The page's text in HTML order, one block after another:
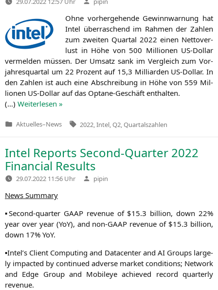
von
Ohne vor­her­ge­hen­de Gewinn­war­nung hat
Intel über­ra­schend im Rah­men der Zah­len
zum zwei­ten Quar­tal 2022 einen Net­to­ver­
lust in Höhe von 500 Mil­lio­nen US-Dol­lar
ver­mel­den müs­sen. Der Umsatz sank im Ver­gleich zum Vor­
jah­res­quar­tal um 22 Pro­zent auf 15,3 Mil­li­ar­den US-Dol­lar. In
den Zah­len ist auch eine Abschrei­bung in Höhe von 559 Mil­
lio­nen US-Dol­lar auf das Opta­ne-Geschäft enthalten.
(…) Wei­ter­le­sen »
Veröffentlicht
Aktuelles–News Tags:
2022 Intel Q2 Quartalszahlen
Intel Reports Second-Quarter 2022
Financial Results
29.07.2022 11:56 Uhr Verfasst
von
pipin
News Sum­ma­ry
▪Second-quar­ter GAAPreve­nue of $15.3 bil­li­on, down 22%
year over year (YoY), and non-GAAP reve­nue of $15.3 bil­li­on,
down 17% YoY.
▪Intel’s Cli­ent Com­pu­ting and Dat­a­cen­ter and AIGroups lar­ge­
ly impac­ted by con­tin­ued adver­se mar­ket con­di­ti­ons; Net­work
and Edge Group and Mobi­leye achie­ved record quar­ter­ly
revenue.